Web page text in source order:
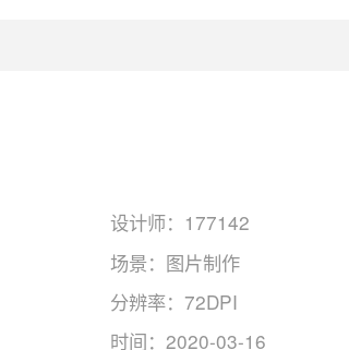
设计师：177142
场景：图片制作
分辨率：72DPI
时间：2020-03-16